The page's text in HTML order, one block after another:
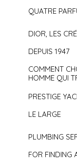
QUATRE
DIOR, LES
DEPUIS 1947
COMMENT
HOMME QUI
PRESTIGE
LE LARGE
PLUMBING
FOR FINDING